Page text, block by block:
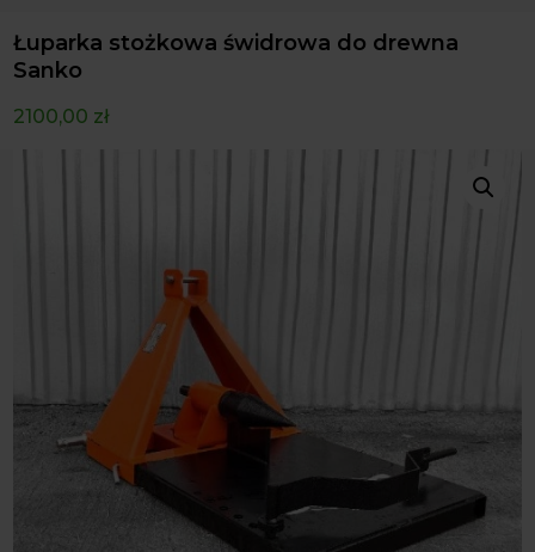
Łuparka stożkowa świdrowa do drewna
Sanko
2100,00 zł